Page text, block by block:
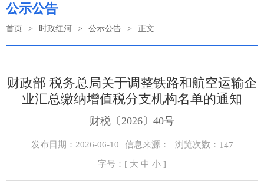
公示公告
首页 > 时政红河 > 公示公告 > 正文
财政部 税务总局关于调整铁路和航空运输企
业汇总缴纳增值税分支机构名单的通知
财税〔2026〕40号
发布日期：2026-06-10 信息来源： 浏览次数： 147
字号：[ 大 中 小 ]